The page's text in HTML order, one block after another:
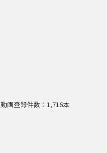
動画登録件数：1,716本